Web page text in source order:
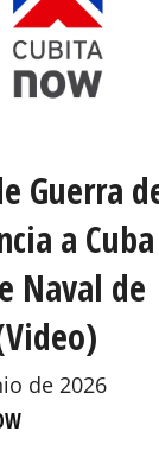
Guerra
a
Naval de
de 2026